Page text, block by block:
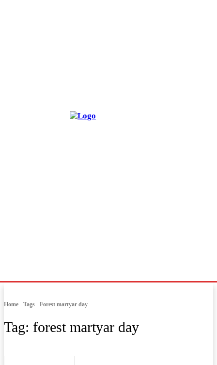
Home Tags Forest martyar day
Tag: forest martyar day